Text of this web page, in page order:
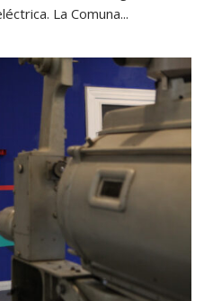
La Comuna...